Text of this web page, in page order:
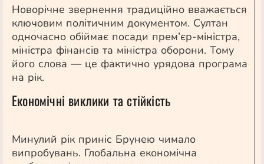
Новорічне звернення традиційно вважається
ключовим політичним документом. Султан
одночасно обіймає посади прем’єр-міністра,
міністра фінансів та міністра оборони. Тому
його слова — це фактично урядова програма
на рік.
Економічні виклики та стійкість
Минулий рік приніс Брунею чимало
випробувань. Глобальна економічна